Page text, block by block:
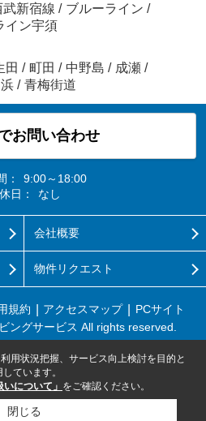
武新宿線 / ブルーライン /
イン宇須
田 / 町田 / 中野島 / 成瀬 /
/ 青梅街道
お問い合わせ
：
9:00～18:00
日：
なし
会社概要
物件リクエスト
規約 アクセスマップ
PCサイト
ングサービス All rights reserved.
用状況把握、サービス向上検討を目的と
ています。
いについて」 をご確認ください。
閉じる